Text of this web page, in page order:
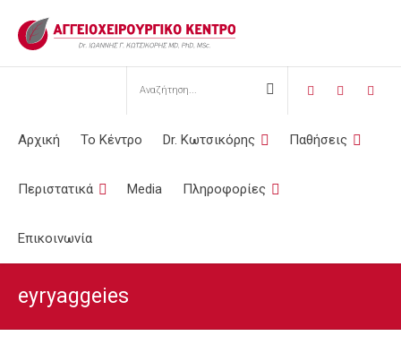
Αρχική Το Κέντρο Dr. Κωτσικόρης Παθήσεις
Περιστατικά Media Πληροφορίες
Επικοινωνία
eyryaggeies